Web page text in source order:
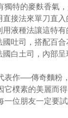
獨特的麥麩香氣
直接法來單刀直
用液種法讓這特
國吐司，搭配百
國白土司，內部
表作──傳奇麵粉
它樸素的美麗而
一位朋友一定要